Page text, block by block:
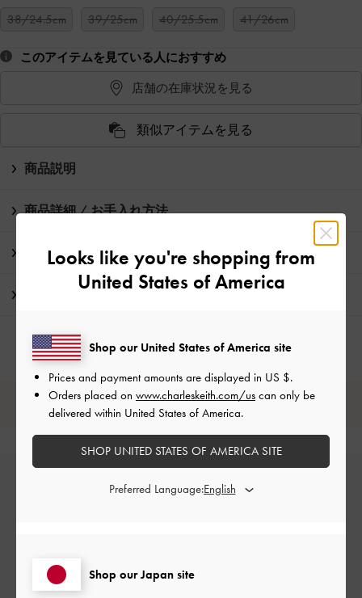
38/24.5cm 39/25cm 40/25.5cm 41/26cm
このアイテムを見ている人におすすめ
店舗の在庫状況を見る
類似アイテムを見る
商品説明
商品詳細 / お手入れ方法
特典
レビューは購入した方のみ投稿ができます。
カスタマーレビュー
Looks like you're shopping from
United States of America
Shop our Japan site
Shop our United States of America site
Prices and payment amounts are displayed in US $.
Orders placed on www.charleskeith.com/us can only be
delivered within United States of America.
SHOP UNITED STATES OF AMERICA SITE
Preferred Language: